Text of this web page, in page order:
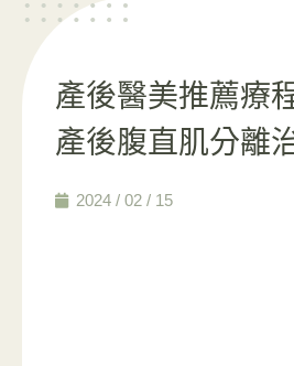
產後醫美推薦療
產後腹直肌分離
2024 / 02 / 15